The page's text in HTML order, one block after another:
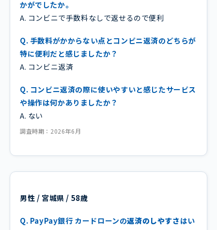
かがでしたか。
A. コンビニで手数料なしで返せるので便利
Q. 手数料がかからない点とコンビニ返済のどちらが
特に便利だと感じましたか？
A. コンビニ返済
Q. コンビニ返済の際に使いやすいと感じたサービス
や操作は何かありましたか？
A. ない
調査時期：2026年6月
男性 / 宮城県 / 58歳
Q. PayPay銀行 カードローンの返済のしやすさはい